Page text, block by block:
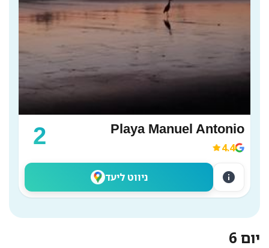
2 Playa Manuel Antonio
4.4
ניווט ליעד info
יום 6